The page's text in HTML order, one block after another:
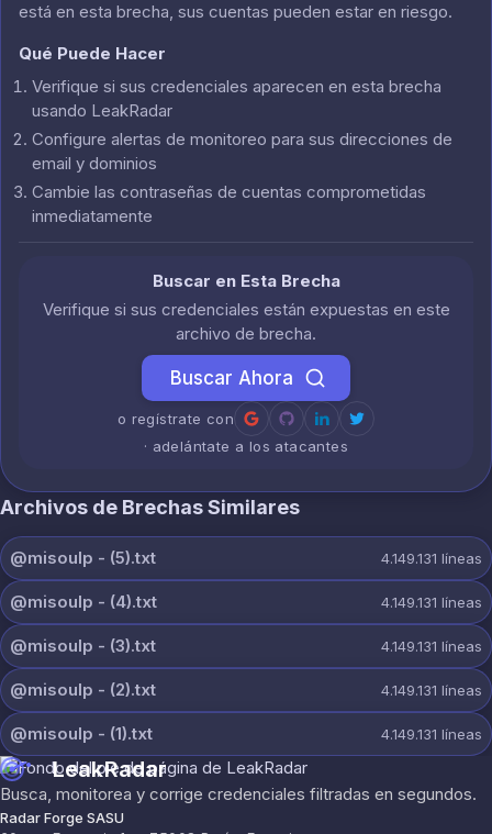
está en esta brecha, sus cuentas pueden estar en riesgo.
Qué Puede Hacer
Verifique si sus credenciales aparecen en esta brecha
usando LeakRadar
Configure alertas de monitoreo para sus direcciones de
email y dominios
Cambie las contraseñas de cuentas comprometidas
inmediatamente
Buscar en Esta Brecha
Verifique si sus credenciales están expuestas en este
archivo de brecha.
Buscar Ahora
o regístrate con
· adelántate a los atacantes
Archivos de Brechas Similares
@misoulp - (5).txt 4.149.131 líneas
@misoulp - (4).txt 4.149.131 líneas
@misoulp - (3).txt 4.149.131 líneas
@misoulp - (2).txt 4.149.131 líneas
@misoulp - (1).txt 4.149.131 líneas
LeakRadar
Busca, monitorea y corrige credenciales filtradas en segundos.
Radar Forge SASU